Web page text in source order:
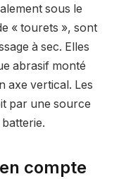
sous le
« tourets », sont
à sec. Elles
abrasif monté
axe vertical. Les
par une source
compte